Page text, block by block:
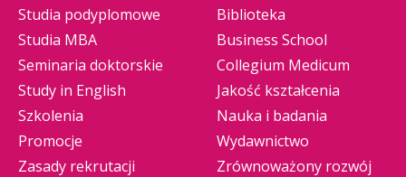
Studia podyplomowe
Studia MBA
Seminaria doktorskie
Study in English
Szkolenia
Promocje
Zasady rekrutacji
Biblioteka
Business School
Collegium Medicum
Jakość kształcenia
Nauka i badania
Wydawnictwo
Zrównoważony rozwój